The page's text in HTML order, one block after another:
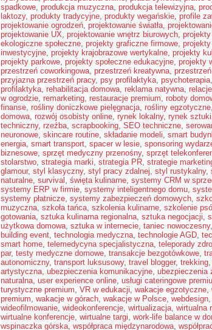
spadkowe, produkcja muzyczna, produkcja telewizyjna,
laktozy, produkty tradycyjne, produkty wegańskie, profile
projektowanie ogrodzeń, projektowanie światła,
projektowanie UX, projektowanie wnętrz biurowych,
ekologiczne społeczne, projekty graficzne firmowe,
inwestycyjne, projekty krajobrazowe wertykalne, projekty
projekty parkowe, projekty społeczne edukacyjne, projekty
przestrzeń coworkingowa, przestrzeń kreatywna,
przyjazna przestrzeń pracy, psy profilaktyka, psychoterapia,
profilaktyka, rehabilitacja domowa, reklama natywna,
w ogrodzie, remarketing, restauracje premium, roboty
finanse, rośliny doniczkowe pielęgnacja, rośliny egzotyczne,
domowa, rozwój osobisty online, rynek lokalny, rynek sztuki
techniczny, rzeźba, scrapbooking, SEO techniczne,
neuronowe, skincare routine, składanie modeli, smart
energia, smart transport, spacer w lesie, sponsoring
biznesowe, sprzęt medyczny przenośny, sprzęt
stolarstwo, strategia marki, strategia PR, strategie
glamour, styl klasyczny, styl pracy zdalnej, styl rustykalny,
naturalne, survival , święta kulinarne, systemy CRM w
systemy ERP w firmie, systemy inteligentnego domu,
systemy płatnicze, systemy zabezpieczeń domowych,
muzyczna, szkoła tańca, szkolenia kulinarne, szkolenie
gotowania, sztuka kulinarna regionalna, sztuka negocjacji,
użytkowa domowa, sztuka w internecie, taniec nowoczesny,
building event, technologia medyczna, technologie AGD,
smart home, telemedycyna specjalistyczna, teleporady
par, testy medyczne domowe, transakcje bezgotówkowe,
autonomiczny, transport luksusowy, travel blogger, trekking,
artystyczna, ubezpieczenia komunikacyjne, ubezpieczenia
naturalna, user experience online, usługi cateringowe
turystyczne premium, VR w edukacji, wakacje egzotyczne,
premium, wakacje w górach, wakacje w Polsce, webdesign,
wideofilmowanie, wideokonferencje, wirtualizacja, wirtualna
wirtualne konferencje, wirtualne targi, work-life balance w
wspinaczka górska, współpraca międzynarodowa,